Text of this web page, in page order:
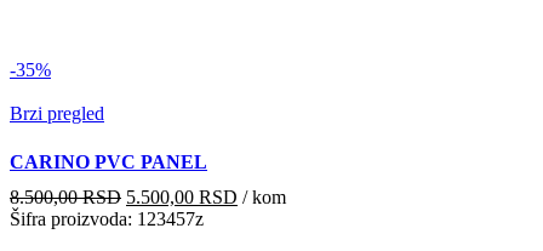
-35%
Brzi pregled
CARINO PVC PANEL
8.500,00RSD Originalna
cena
5.500,00 RSD Trenutna
/ kom
Šifra proizvoda: 123457z